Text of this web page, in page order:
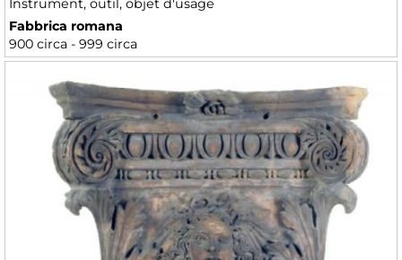
Fabbrica romana
900 circa - 999 circa